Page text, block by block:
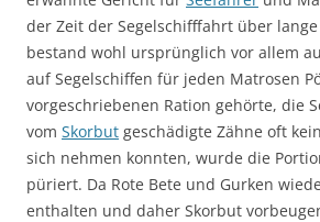
der Zeit der Segelschifffahrt über
bestand wohl ursprünglich vor allem
auf Segelschiffen für jeden Matrosen
vorgeschriebenen Ration gehörte, die
vom Skorbut geschädigte Zähne oft
sich nehmen konnten, wurde die
püriert. Da Rote Bete und Gurken
enthalten und daher Skorbut